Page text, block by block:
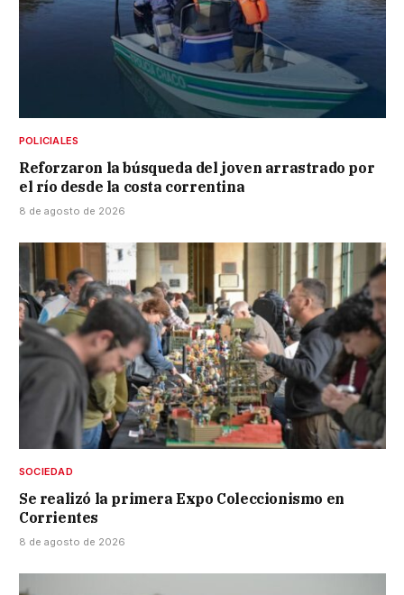
POLICIALES
Reforzaron la búsqueda del joven arrastrado por
el río desde la costa correntina
8 de agosto de 2026
SOCIEDAD
Se realizó la primera Expo Coleccionismo en
Corrientes
8 de agosto de 2026